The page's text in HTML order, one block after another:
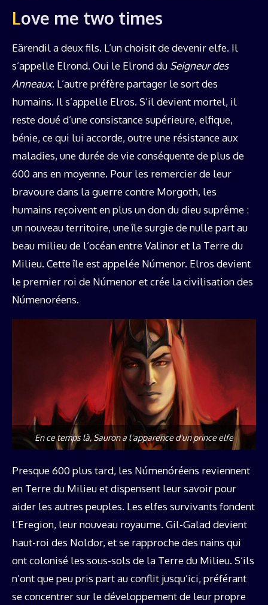
Love me two times
Eärendil a deux fils. L’un choisit de devenir elfe. Il
s’appelle Elrond. Oui le Elrond du Seigneur des
Anneaux. L’autre préfère partager le sort des
humains. Il s’appelle Elros. S’il devient mortel, il
reste doué d’une consistance supérieure, elfique,
bénie, ce qui lui accorde, outre une résistance aux
maladies, une durée de vie conséquente de plus de
600 ans en moyenne. Pour les remercier de leur
bravoure dans la guerre contre Morgoth, les
humains reçoivent en plus un don du dieu suprême :
un nouveau territoire, une île surgie de nulle part au
beau milieu de l’océan entre Valinor et la Terre du
Milieu. Cette île est appelée Númenor. Elros devient
le premier roi de Númenor et crée la civilisation des
Númenoréens.
En ce temps là, Sauron a l'apparence d'un prince elfe
Presque 600 plus tard, les Númenóréens reviennent
en Terre du Milieu et dispensent leur savoir pour
aider les autres peuples. Les elfes survivants fondent
l’Eregion, leur nouveau royaume. Gil-Galad devient
haut-roi des Noldor, et se rapproche des nains qui
ont colonisé les sous-sols de la Terre du Milieu. S’ils
n’ont que peu pris part au conflit jusqu’ici, préférant
se concentrer sur le développement de leur propre